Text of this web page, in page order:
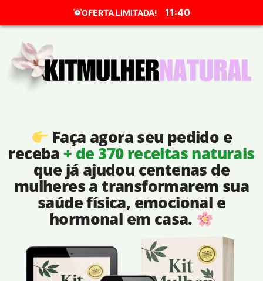
OFERTA LIMITADA! 11:39
Faça agora seu pedido e
receba + de 370 receitas naturais
que já ajudou centenas de
mulheres a transformarem sua
saúde física, emocional e
hormonal em casa.